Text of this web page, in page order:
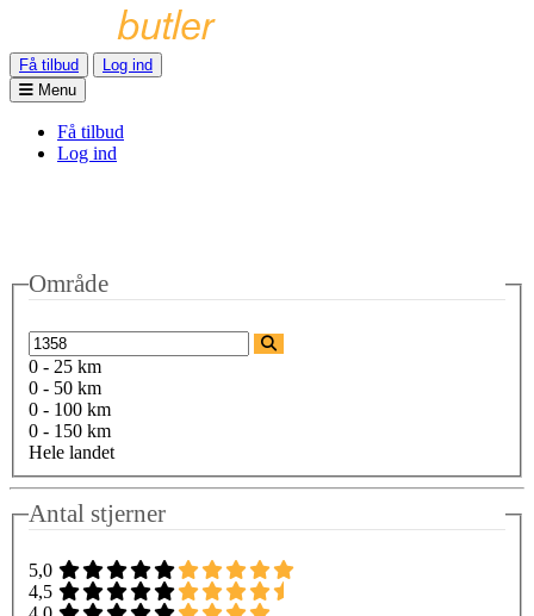
Få tilbud
Log ind
Menu
Få tilbud
Log ind
Område
0 - 25 km
0 - 50 km
0 - 100 km
0 - 150 km
Hele landet
Antal stjerner
5,0
4,5